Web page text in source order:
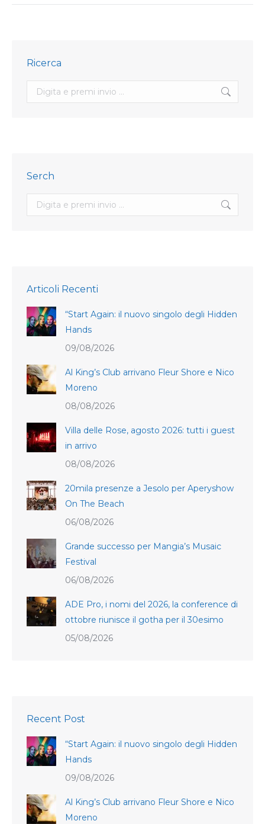
Ricerca
Search:
Serch
Search:
Articoli Recenti
“Start Again: il nuovo singolo degli Hidden
Hands
09/08/2026
Al King’s Club arrivano Fleur Shore e Nico
Moreno
08/08/2026
Villa delle Rose, agosto 2026: tutti i guest
in arrivo
08/08/2026
20mila presenze a Jesolo per Aperyshow
On The Beach
06/08/2026
Grande successo per Mangia’s Musaic
Festival
06/08/2026
ADE Pro, i nomi del 2026, la conference di
ottobre riunisce il gotha per il 30esimo
05/08/2026
Recent Post
“Start Again: il nuovo singolo degli Hidden
Hands
09/08/2026
Al King’s Club arrivano Fleur Shore e Nico
Moreno